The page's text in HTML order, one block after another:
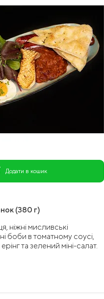
Додати в кошик
(380 г)
ніжні мисливські
боби в томатному соусі,
та зелений міні-салат.